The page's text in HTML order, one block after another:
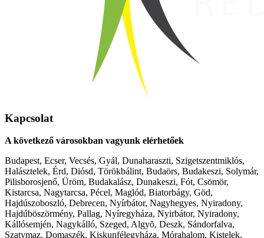
Kapcsolat
A következő városokban vagyunk elérhetőek
Budapest, Ecser, Vecsés, Gyál, Dunaharaszti, Szigetszentmiklós,
Halásztelek, Érd, Diósd, Törökbálint, Budaörs, Budakeszi, Solymár,
Pilisborosjenő, Üröm, Budakalász, Dunakeszi, Fót, Csömör,
Kistarcsa, Nagytarcsa, Pécel, Maglód, Biatorbágy, Göd,
Hajdúszoboszló, Debrecen, Nyírbátor, Nagyhegyes, Nyiradony,
Hajdúböszörmény, Pallag, Nyíregyháza, Nyirbátor, Nyiradony,
Kállósemjén, Nagykálló, Szeged, Algyõ, Deszk, Sándorfalva,
Szatymaz, Domaszék, Kiskunfélegyháza, Mórahalom, Kistelek,